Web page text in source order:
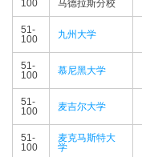
100 马德拉斯分校
51-
100
九州大学
51-
100
慕尼黑大学
51-
100
麦吉尔大学
51-
100
麦克马斯特大
学